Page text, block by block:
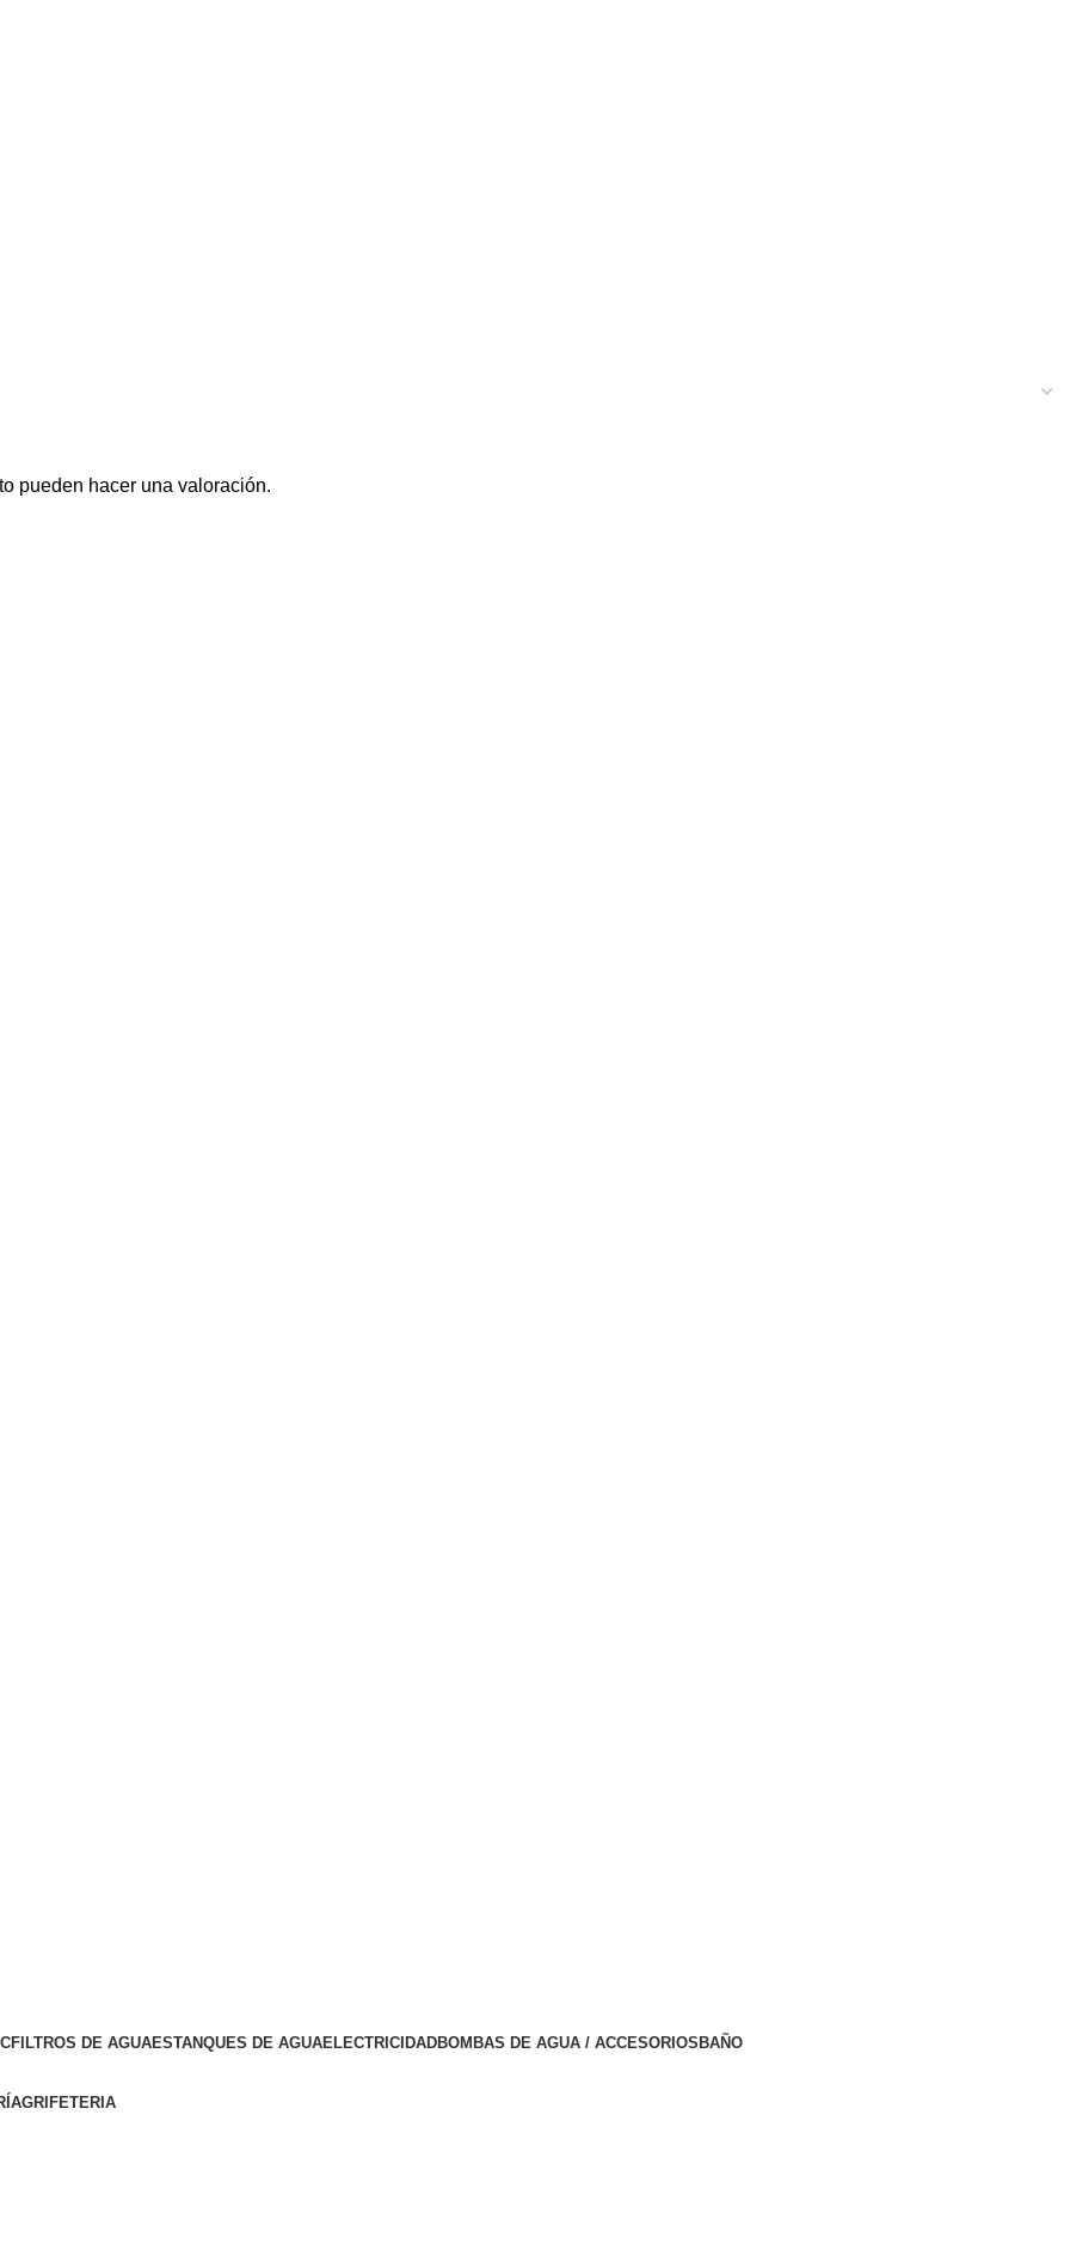
pueden hacer una valoración.
FILTROS DE AGUAESTANQUES DE AGUAELECTRICIDADBOMBAS DE AGUA / ACCESORIOS BAÑO
GRIFETERIA